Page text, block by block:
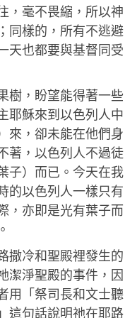
，毫不畏縮，所以神
同樣的，所有不逃避
天也都要與基督同受
樹，盼望能得著一些
耶穌來到以色列人中
來，卻未能在他們身
著，以色列人不過徒
子）而已。今天在我
的以色列人一樣只有
，亦即是光有葉子而
撒冷和聖殿裡發生的
潔淨聖殿的事件，因
用「祭司長和文士聽
這句話說明祂在耶路